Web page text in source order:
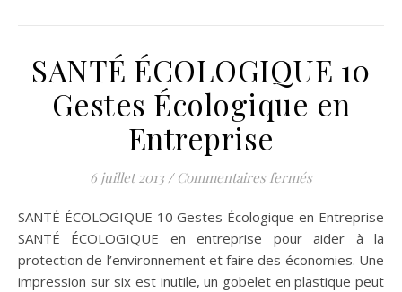
SANTÉ ÉCOLOGIQUE 10
Gestes Écologique en
Entreprise
6 juillet 2013 / Commentaires ferméssur SANTÉ
SANTÉ ÉCOLOGIQUE 10 Gestes Écologique en Entreprise
SANTÉ ÉCOLOGIQUE en entreprise pour aider à la
protection de l’environnement et faire des économies. Une
impression sur six est inutile, un gobelet en plastique peut